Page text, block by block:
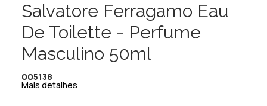
Salvatore Ferragamo Eau
De Toilette - Perfume
Masculino 50ml
005138
Mais detalhes